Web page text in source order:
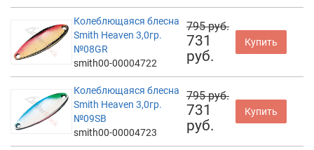
Колеблющаяся блесна
Smith Heaven 3,0гр.
№08GR
smith00-00004722
795 руб.
731
руб.
Купить
Колеблющаяся блесна
Smith Heaven 3,0гр.
№09SB
smith00-00004723
795 руб.
731
руб.
Купить